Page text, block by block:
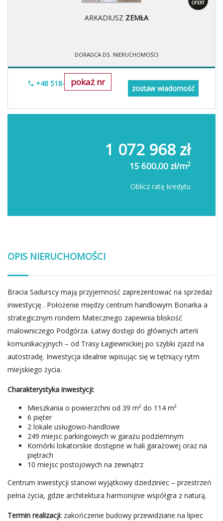
OFERT
ARKADIUSZ ZEMŁA
DORADCA DS. NIERUCHOMOŚCI
pokaż nr
+48 518-706-552
zostaw wiadomość
1 072 968 zł
15 600,00 zł/m2
Oblicz ratę kredytu
OPIS NIERUCHOMOŚCI
Bracia Sadurscy mają przyjemność zaprezentować na sprzedaż
inwestycję . Położenie między centrum handlowym Bonarka a
strategicznym rondem Matecznego zapewnia bliskość
malowniczego Podgórza. Łatwy dostęp do głównych arterii
komunikacyjnych – od Trasy Łagiewnickiej po szybki zjazd na
autostradę. Inwestycja idealnie wpisując się w tętniący rytm
miejskiego życia.
Charakterystyka inwestycji:
Mieszkania o powierzchni od 39 m² do 114 m²
6 pięter
2 lokale usługowo-handlowe
249 miejsc parkingowych w garażu podziemnym
Komórki lokatorskie dostępne w hali garażowej oraz na
piętrach
10 miejsc postojowych na zewnątrz
Centrum inwestycji stanowi wyjątkowy dziedziniec – przestrzeń
pełna życia, gdzie architektura harmonijnie współgra z naturą.
Termin realizacji: zakończenie budowy przewidziane na lipiec